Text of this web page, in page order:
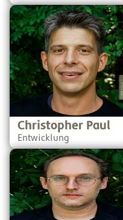
Christopher ist durch
jahrelange IT-Erfahrung
seine
Fähigkeiten in
Softwareentwicklung
schnell zu einem
Teil des Teams
Auch außerhalb der
kann man mit ihm
stehlen (nein, das ist
neue TikTok-
Christopher Paul
Entwicklung
Fabian ist
Künstler und Teil
SchuBu Art Departments.
ist ein begnadeter
Artist und Illustrator - um
in seinen Worten zu
„Künstler